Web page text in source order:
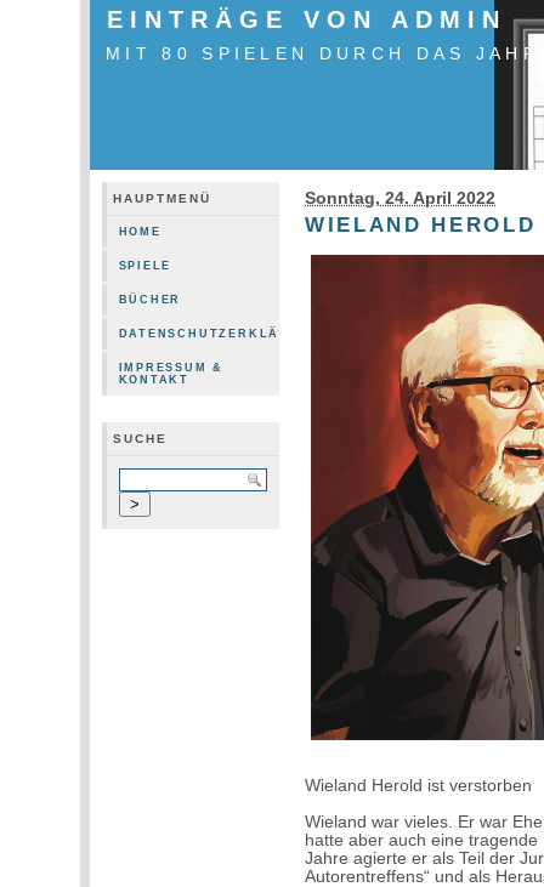
EINTRÄGE VON ADMIN
MIT 80 SPIELEN DURCH DAS JAHR
HAUPTMENÜ
HOME
SPIELE
BÜCHER
DATENSCHUTZERKLÄRUNG
IMPRESSUM &
KONTAKT
SUCHE
Sonntag, 24. April 2022
WIELAND
Wieland Herold ist verstorben
Wieland war vieles. Er war
hatte aber auch eine
Jahre agierte er als Teil der
Autorentreffens“ und als